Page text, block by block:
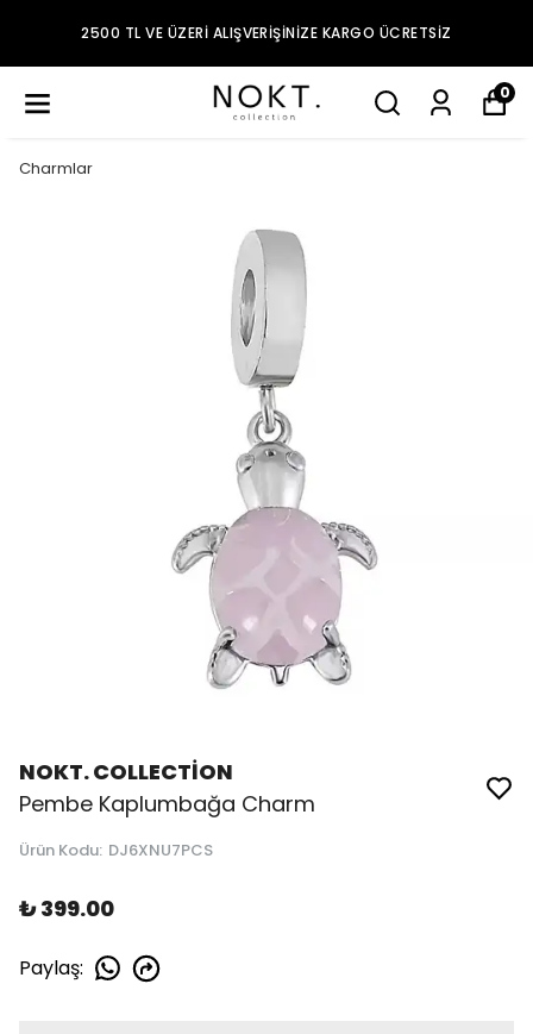
2500 TL VE ÜZERI ALIŞVERIŞINIZE KARGO ÜCRETSIZ
0
Charmlar
NOKT. COLLECTİON
Pembe Kaplumbağa Charm
Ürün Kodu: DJ6XNU7PCS
₺ 399.00
Paylaş: